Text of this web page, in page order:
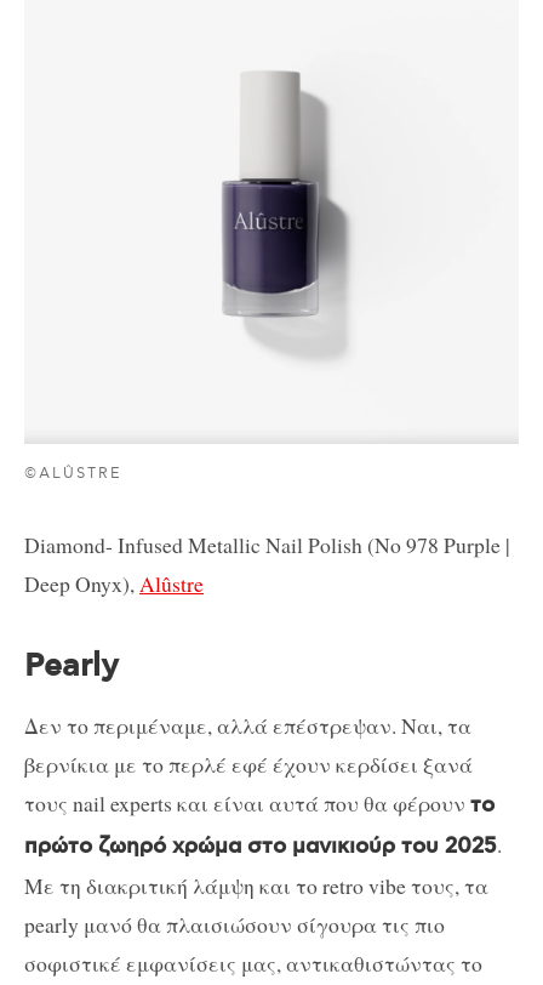
©ALÛSTRE
Diamond- Infused Metallic Nail Polish (No 978 Purple |
Deep Onyx),Alûstre
Pearly
Δεν το περιμέναμε, αλλά επέστρεψαν. Ναι, τα
βερνίκια με το περλέ εφέ έχουν κερδίσει ξανά
τους nail experts και είναι αυτά που θα φέρουν το
πρώτο ζωηρό χρώμα στο μανικιούρ του 2025.
Με τη διακριτική λάμψη και το retro vibe τους, τα
pearly μανό θα πλαισιώσουν σίγουρα τις πιο
σοφιστικέ εμφανίσεις μας, αντικαθιστώντας το